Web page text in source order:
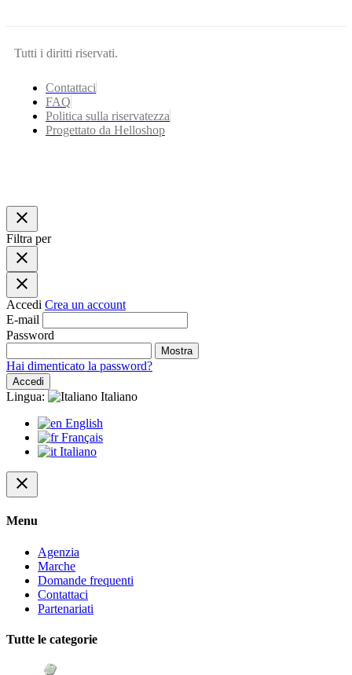
Tutti i diritti riservati.
Contattaci
FAQ
Politica sulla riservatezza
Progettato da Helloshop
close
Filtra per
close
close
Accedi Crea un account
E-mail
Password
Mostra
Hai dimenticato la password?
Accedi
Lingua:
Italiano
English
Français
Italiano
close
Menu
Agenzia
Marche
Domande frequenti
Contattaci
Partenariati
Tutte le categorie